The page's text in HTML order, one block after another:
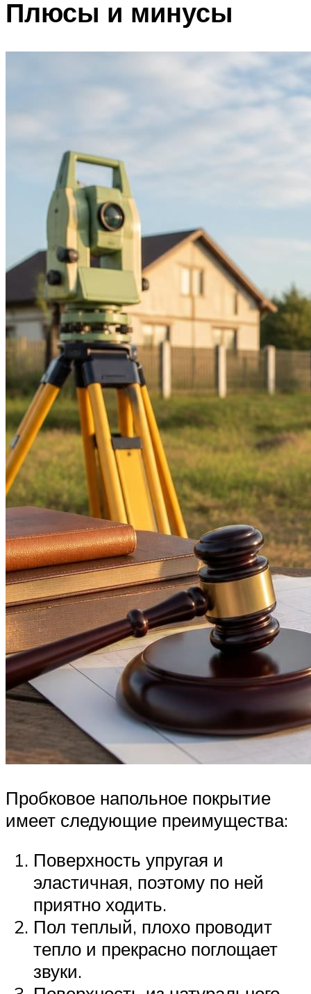
Плюсы и минусы
Пробковое напольное покрытие
имеет следующие преимущества:
Поверхность упругая и
эластичная, поэтому по ней
приятно ходить.
Пол теплый, плохо проводит
тепло и прекрасно поглощает
звуки.